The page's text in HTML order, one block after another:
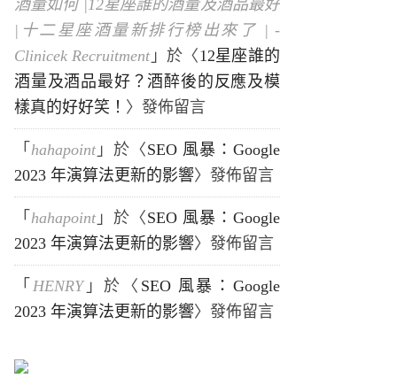
酒量如何 |12星座誰的酒量及酒品最好
|十二星座酒量新排行榜出來了 | -
Clinicek Recruitment 」於〈 12星座誰的
酒量及酒品最好？酒醉後的反應及模
樣真的好好笑！ 〉發佈留言
「 hahapoint 」於〈 SEO 風暴：Google
2023 年演算法更新的影響〉發佈留言
「 hahapoint 」於〈 SEO 風暴：Google
2023 年演算法更新的影響〉發佈留言
「 HENRY」於〈 SEO 風暴：Google
2023 年演算法更新的影響〉發佈留言